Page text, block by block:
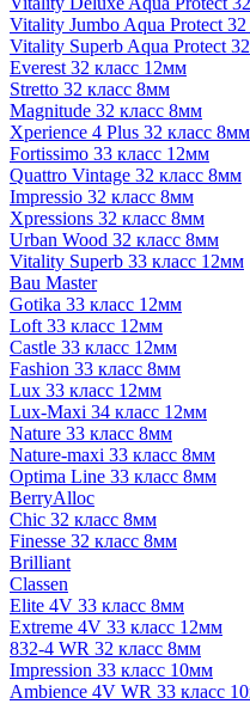
Vitality Jumbo Aqua Protect
Vitality Superb Aqua Protect
Everest 32 класс 12мм
Stretto 32 класс 8мм
Magnitude 32 класс 8мм
Xperience 4 Plus 32 класс 8мм
Fortissimo 33 класс 12мм
Quattro Vintage 32 класс 8мм
Impressio 32 класс 8мм
Xpressions 32 класс 8мм
Urban Wood 32 класс 8мм
Vitality Superb 33 класс 12мм
Bau Master
Gotika 33 класс 12мм
Loft 33 класс 12мм
Castle 33 класс 12мм
Fashion 33 класс 8мм
Lux 33 класс 12мм
Lux-Maxi 34 класс 12мм
Nature 33 класс 8мм
Nature-maxi 33 класс 8мм
Optima Line 33 класс 8мм
BerryAlloc
Chic 32 класс 8мм
Finesse 32 класс 8мм
Brilliant
Classen
Elite 4V 33 класс 8мм
Extreme 4V 33 класс 12мм
832-4 WR 32 класс 8мм
Impression 33 класс 10мм
Ambience 4V WR 33 класс